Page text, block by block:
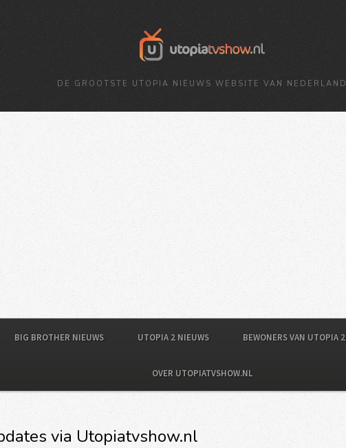
DE GROOTSTE UTOPIA NIEUWS WEBSITE VAN NEDERLAND
BIG BROTHER NIEUWS UTOPIA 2 NIEUWS BEWONERS VAN UTOPIA 2
OVER UTOPIATVSHOW.NL
via Utopiatvshow.nl